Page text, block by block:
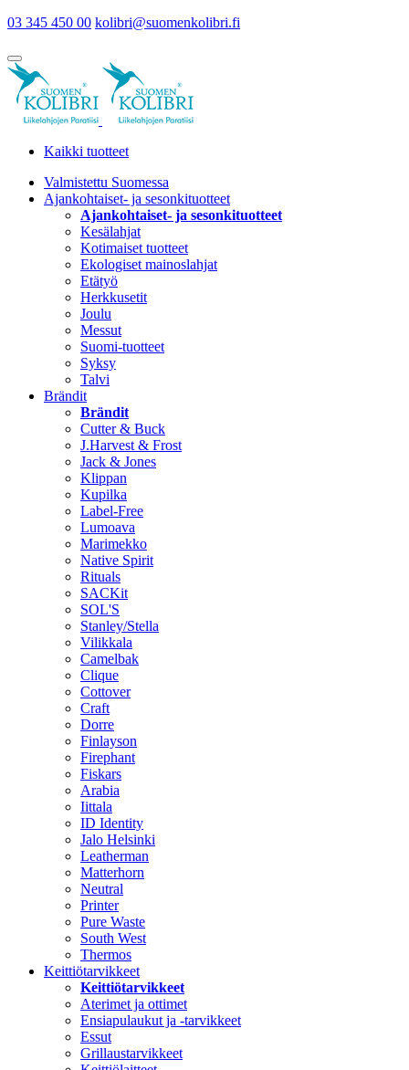
03 345 450 00 kolibri@suomenkolibri.fi
Kaikki tuotteet
Valmistettu Suomessa
Ajankohtaiset- ja sesonkituotteet
Ajankohtaiset- ja sesonkituotteet
Kesälahjat
Kotimaiset tuotteet
Ekologiset mainoslahjat
Etätyö
Herkkusetit
Joulu
Messut
Suomi-tuotteet
Syksy
Talvi
Brändit
Brändit
Cutter & Buck
J.Harvest & Frost
Jack & Jones
Klippan
Kupilka
Label-Free
Lumoava
Marimekko
Native Spirit
Rituals
SACKit
SOL'S
Stanley/Stella
Vilikkala
Camelbak
Clique
Cottover
Craft
Dorre
Finlayson
Firephant
Fiskars
Arabia
Iittala
ID Identity
Jalo Helsinki
Leatherman
Matterhorn
Neutral
Printer
Pure Waste
South West
Thermos
Keittiötarvikkeet
Keittiötarvikkeet
Aterimet ja ottimet
Ensiapulaukut ja -tarvikkeet
Essut
Grillaustarvikkeet